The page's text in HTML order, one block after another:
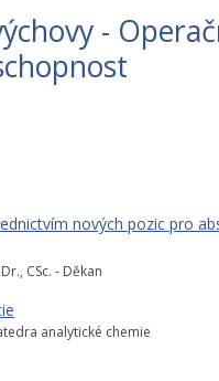
-
nových pozic pro
CSc. - Děkan
analytické chemie